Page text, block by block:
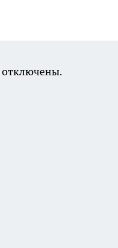
отключены.